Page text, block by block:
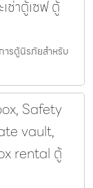
ช่าตู้เซฟ ตู้
ารตู้นิรภัยสำหรับ
Safety
vault,
rental ตู้